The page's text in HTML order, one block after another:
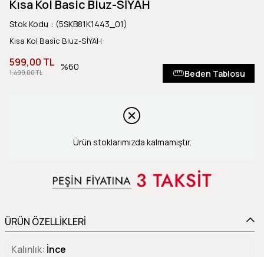
Kısa Kol Basic Bluz-SİYAH
Stok Kodu (5SKB81K1443_01)
Kısa Kol Basic Bluz-SİYAH
1.499,00 TL
599,00 TL 60
Beden Tablosu
Ürün stoklarımızda kalmamıştır.
ÜRÜN ÖZELLİKLERİ
Kalınlık İnce